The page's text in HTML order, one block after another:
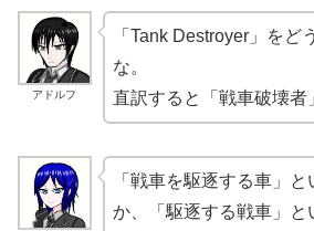
アドルフ
「Tank Destroyer」をど
な。
直訳すると「戦車破壊者
「戦車を駆逐する車」
か、「駆逐する戦車」と